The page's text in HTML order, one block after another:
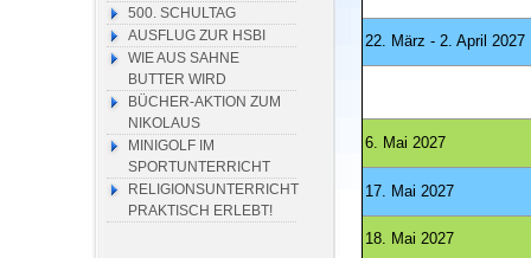
500. SCHULTAG
AUSFLUG ZUR HSBI
WIE AUS SAHNE
BUTTER WIRD
BÜCHER-AKTION ZUM
NIKOLAUS
MINIGOLF IM
SPORTUNTERRICHT
RELIGIONSUNTERRICHT
PRAKTISCH ERLEBT!
22. März - 2. April 2027
6. Mai 2027
17. Mai 2027
18. Mai 2027